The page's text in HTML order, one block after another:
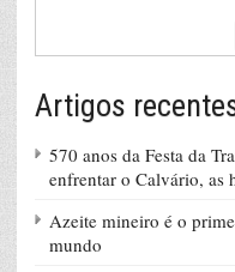
Artigos
570 anos da Festa da
enfrentar o Calvário, as
Azeite mineiro é o
mundo